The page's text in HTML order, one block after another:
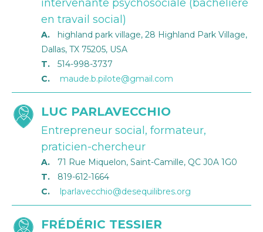
intervenante psychosociale (bachelière
en travail social)
A.
highland park village, 28 Highland Park Village,
Dallas, TX 75205, USA
T.
514-998-3737
C.
maude.b.pilote@gmail.com
LUC PARLAVECCHIO
Entrepreneur social, formateur,
praticien-chercheur
A.
71 Rue Miquelon, Saint-Camille, QC J0A 1G0
T.
819-612-1664
C.
lparlavecchio@desequilibres.org
FRÉDÉRIC TESSIER